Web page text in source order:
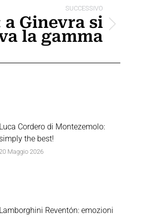
SUCCESSIVO
Ginevra si
la gamma
Luca Cordero di Montezemolo:
simply the best!
Maggio 2026
Lamborghini Reventón: emozioni